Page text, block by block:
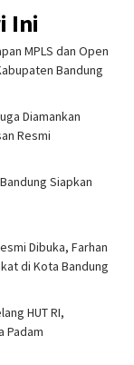
Ini
MPLS dan Open
Bandung
Diamankan
Resmi
Siapkan
Dibuka, Farhan
di Kota Bandung
HUT RI,
Padam